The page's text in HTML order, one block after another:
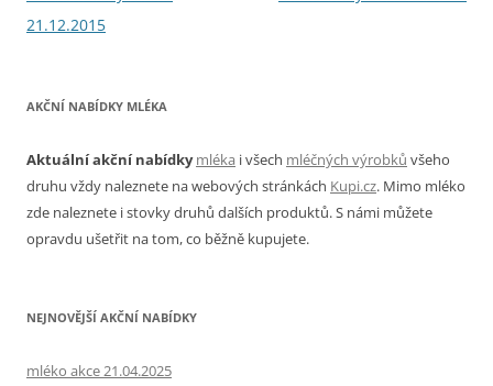
pro
21.12.2015
AKČNÍ NABÍDKY MLÉKA
Aktuální akční nabídky mléka i všech mléčných výrobků všeho
druhu vždy naleznete na webových stránkách Kupi.cz. Mimo mléko
zde naleznete i stovky druhů dalších produktů. S námi můžete
opravdu ušetřit na tom, co běžně kupujete.
NEJNOVĚJŠÍ AKČNÍ NABÍDKY
mléko akce 21.04.2025